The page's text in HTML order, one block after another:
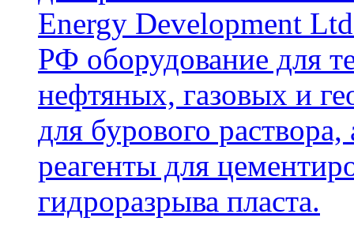
Energy Development
РФ оборудование для
нефтяных, газовых и
для бурового
реагенты для
гидроразрыва пласта.